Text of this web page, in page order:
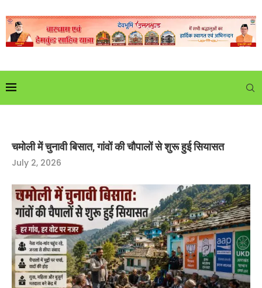
चमोली में चुनावी बिसात, गांवों की चौपालों से शुरू हुई सियासत
July 2, 2026